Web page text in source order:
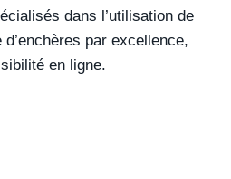
dans l’utilisation de
par excellence,
en ligne.